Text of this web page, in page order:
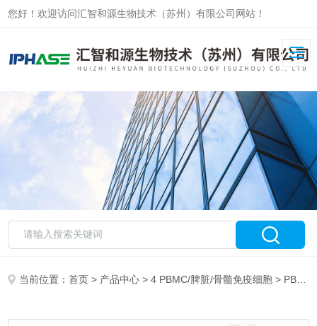
您好！欢迎访问汇智和源生物技术（苏州）有限公司网站！
当前位置：首页 > 产品中心 >4 PBMC/脾脏/骨髓免疫细胞 > PBMC/Leukopak分离